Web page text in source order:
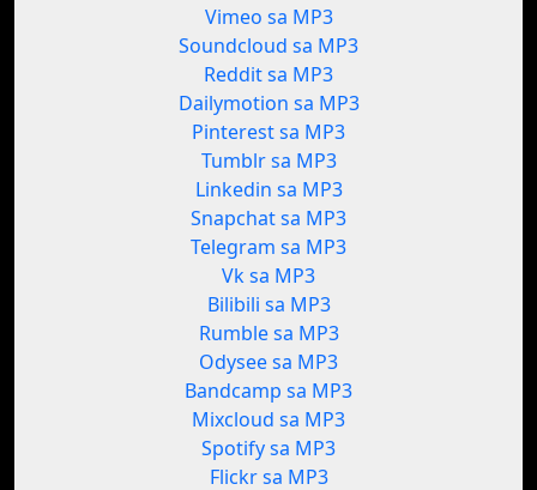
Vimeo sa MP3
Soundcloud sa MP3
Reddit sa MP3
Dailymotion sa MP3
Pinterest sa MP3
Tumblr sa MP3
Linkedin sa MP3
Snapchat sa MP3
Telegram sa MP3
Vk sa MP3
Bilibili sa MP3
Rumble sa MP3
Odysee sa MP3
Bandcamp sa MP3
Mixcloud sa MP3
Spotify sa MP3
Flickr sa MP3